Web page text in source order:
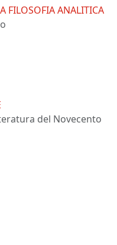
FILOSOFIA ANALITICA
del Novecento